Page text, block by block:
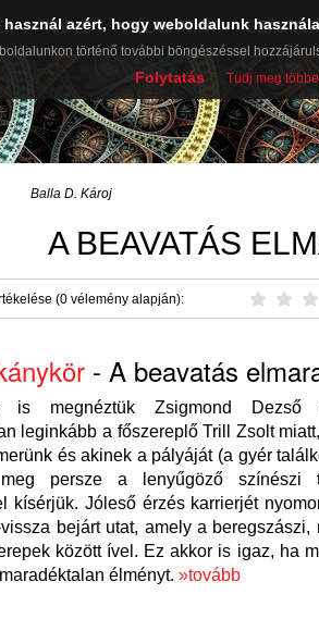
NAPLÓ RÓLAM ÍRTÁK SZÁMTECH
Balla D. Károj
A BEAVATÁS
(0 vélemény alapján):
- A beavatás
is megnéztük Zsigmond
leginkább a főszereplő Trill Zsolt
és akinek a pályáját (a gyér
meg persze a lenyűgöző színészi
kísérjük. Jóleső érzés karrierjét
bejárt utat, amely a
között ível. Ez akkor is igaz, ha
élményt. »tovább
azért, hogy weboldalunk
történő további böngészéssel
Folytatás Tudj meg